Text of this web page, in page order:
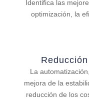
Identifica las
optimización, la
La
mejora de la
reducción de los